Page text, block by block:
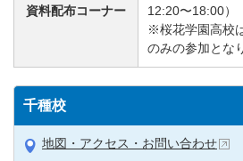
資料配布コーナー
12:20〜18:00）
※桜花学園高校
のみの参加とな
千種校
地図・アクセス・お問い合わせ